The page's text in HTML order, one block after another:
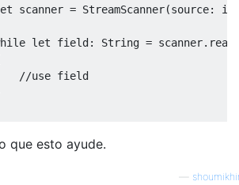
scanner = StreamScanner(source:
let field: String = scanner. read
que esto ayude.